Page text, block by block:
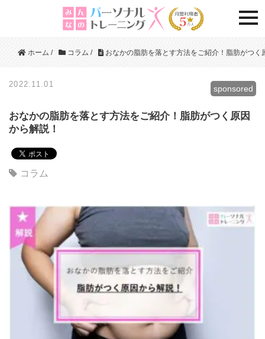
ホーム / コラム / おなかの脂肪を落とす方法をご紹介！脂肪がつく
sponsored
2022.11.01
おなかの脂肪を落とす方法をご紹介！脂肪がつく原因
から解説！
コラム